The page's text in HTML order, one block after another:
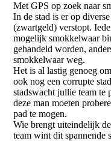
Met GPS op zoek naar
In de stad is er op
(zwartgeld) verstopt.
mogelijk smokkelwaar
gehandeld worden,
smokkelwaar weg.
Het is al lastig genoeg
ook nog een corrupte
stadswacht jullie team te
deze man moeten
pad te mogen.
Wie brengt uiteindelijk
team wint dit spannende